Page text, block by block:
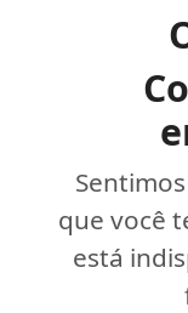
que você
está